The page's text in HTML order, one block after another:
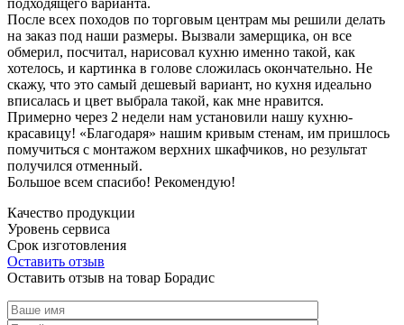
После всех походов по торговым центрам мы решили делать
на заказ под наши размеры. Вызвали замерщика, он все
обмерил, посчитал, нарисовал кухню именно такой, как
хотелось, и картинка в голове сложилась окончательно. Не
скажу, что это самый дешевый вариант, но кухня идеально
вписалась и цвет выбрала такой, как мне нравится.
Примерно через 2 недели нам установили нашу кухню-
красавицу! «Благодаря» нашим кривым стенам, им пришлось
помучиться с монтажом верхних шкафчиков, но результат
получился отменный.
Большое всем спасибо! Рекомендую!
Качество продукции
Уровень сервиса
Срок изготовления
Оставить отзыв
Оставить отзыв на товар Борадис